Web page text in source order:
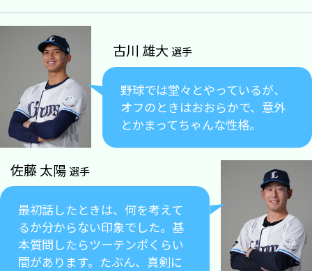
古川 雄大 選手
野球では堂々とやっているが、
オフのときはおおらかで、意外
とかまってちゃんな性格。
佐藤 太陽 選手
最初話したときは、何を考えて
るか分からない印象でした。基
本質問したらツーテンポくらい
間があります。たぶん、真剣に